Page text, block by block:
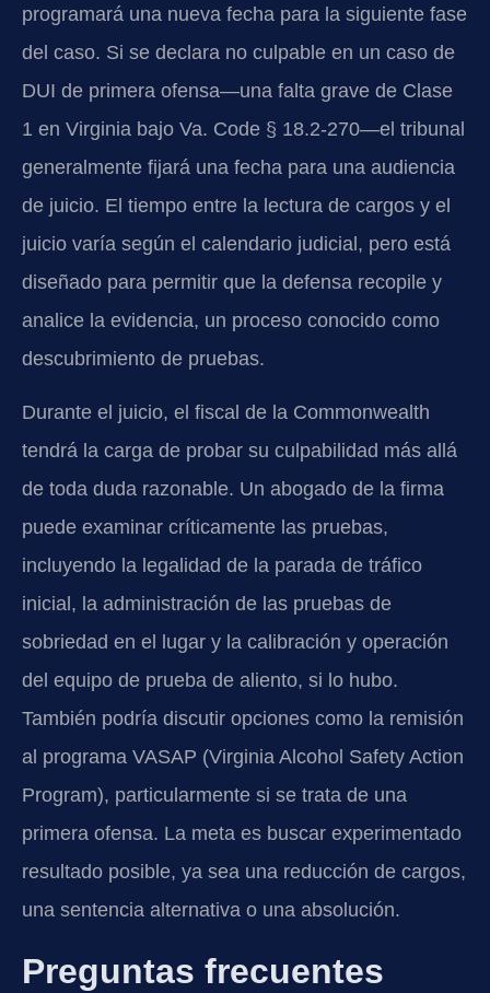
programará una nueva fecha para la siguiente fase
del caso. Si se declara no culpable en un caso de
DUI de primera ofensa—una falta grave de Clase
1 en Virginia bajo Va. Code § 18.2-270—el tribunal
generalmente fijará una fecha para una audiencia
de juicio. El tiempo entre la lectura de cargos y el
juicio varía según el calendario judicial, pero está
diseñado para permitir que la defensa recopile y
analice la evidencia, un proceso conocido como
descubrimiento de pruebas.
Durante el juicio, el fiscal de la Commonwealth
tendrá la carga de probar su culpabilidad más allá
de toda duda razonable. Un abogado de la firma
puede examinar críticamente las pruebas,
incluyendo la legalidad de la parada de tráfico
inicial, la administración de las pruebas de
sobriedad en el lugar y la calibración y operación
del equipo de prueba de aliento, si lo hubo.
También podría discutir opciones como la remisión
al programa VASAP (Virginia Alcohol Safety Action
Program), particularmente si se trata de una
primera ofensa. La meta es buscar experimentado
resultado posible, ya sea una reducción de cargos,
una sentencia alternativa o una absolución.
Preguntas frecuentes